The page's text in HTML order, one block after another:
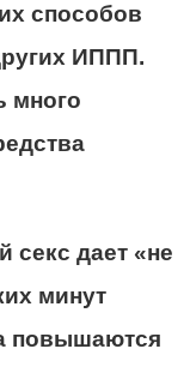
способов
ИППП.
много
секс дает «не
минут
повышаются